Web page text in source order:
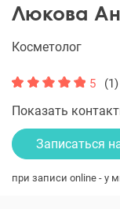
Люкова
Косметолог
5 (1)
Показать
Записаться
при записи online - у